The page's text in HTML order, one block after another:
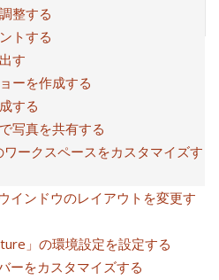
整する
トする
す
ーを作成する
する
写真を共有する
ークスペースをカスタマイズす
インドウのレイアウトを変更す
」の環境設定を設定する
ーをカスタマイズする